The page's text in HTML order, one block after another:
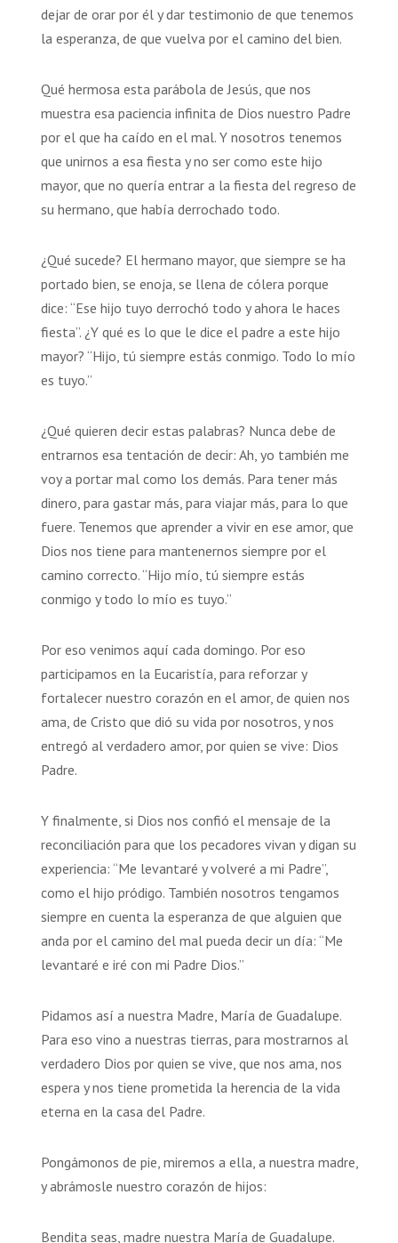
dejar de orar por él y dar testimonio de que tenemos
la esperanza, de que vuelva por el camino del bien.
Qué hermosa esta parábola de Jesús, que nos
muestra esa paciencia infinita de Dios nuestro Padre
por el que ha caído en el mal. Y nosotros tenemos
que unirnos a esa fiesta y no ser como este hijo
mayor, que no quería entrar a la fiesta del regreso de
su hermano, que había derrochado todo.
¿Qué sucede? El hermano mayor, que siempre se ha
portado bien, se enoja, se llena de cólera porque
dice: “Ese hijo tuyo derrochó todo y ahora le haces
fiesta”. ¿Y qué es lo que le dice el padre a este hijo
mayor? “Hijo, tú siempre estás conmigo. Todo lo mío
es tuyo.”
¿Qué quieren decir estas palabras? Nunca debe de
entrarnos esa tentación de decir: Ah, yo también me
voy a portar mal como los demás. Para tener más
dinero, para gastar más, para viajar más, para lo que
fuere. Tenemos que aprender a vivir en ese amor, que
Dios nos tiene para mantenernos siempre por el
camino correcto. “Hijo mío, tú siempre estás
conmigo y todo lo mío es tuyo.”
Por eso venimos aquí cada domingo. Por eso
participamos en la Eucaristía, para reforzar y
fortalecer nuestro corazón en el amor, de quien nos
ama, de Cristo que dió su vida por nosotros, y nos
entregó al verdadero amor, por quien se vive: Dios
Padre.
Y finalmente, si Dios nos confió el mensaje de la
reconciliación para que los pecadores vivan y digan su
experiencia: “Me levantaré y volveré a mi Padre”,
como el hijo pródigo. También nosotros tengamos
siempre en cuenta la esperanza de que alguien que
anda por el camino del mal pueda decir un día: “Me
levantaré e iré con mi Padre Dios.”
Pidamos así a nuestra Madre, María de Guadalupe.
Para eso vino a nuestras tierras, para mostrarnos al
verdadero Dios por quien se vive, que nos ama, nos
espera y nos tiene prometida la herencia de la vida
eterna en la casa del Padre.
Pongámonos de pie, miremos a ella, a nuestra madre,
y abrámosle nuestro corazón de hijos:
Bendita seas, madre nuestra María de Guadalupe.